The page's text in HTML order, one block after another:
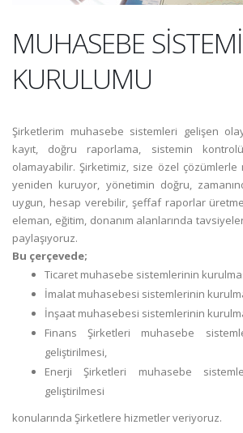
MUHASEBE SİSTEMİ
KURULUMU
Şirketlerim muhasebe sistemleri gelişen
kayıt, doğru raporlama, sistemin
olamayabilir. Şirketimiz, size özel çözümlerle
yeniden kuruyor, yönetimin doğru,
uygun, hesap verebilir, şeffaf raporlar
eleman, eğitim, donanım alanlarında
paylaşıyoruz.
Bu çerçevede;
Ticaret muhasebe sistemlerinin
İmalat muhasebesi sistemlerinin
İnşaat muhasebesi sistemlerinin
Finans Şirketleri muhasebe
geliştirilmesi,
Enerji Şirketleri muhasebe
geliştirilmesi
konularında Şirketlere hizmetler veriyoruz.